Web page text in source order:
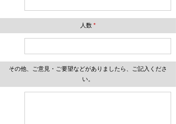
人数 *
その他、ご意見・ご要望などがありましたら、ご記入くださ
い。